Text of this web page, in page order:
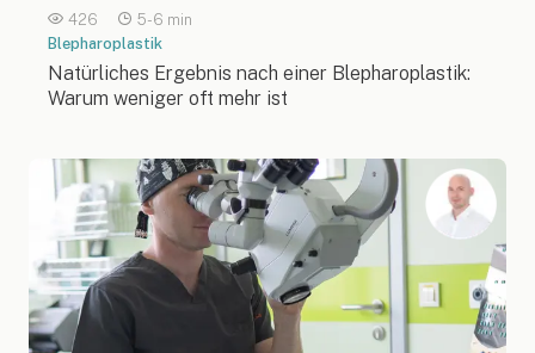
426
5-6 min
Blepharoplastik
Natürliches Ergebnis nach einer Blepharoplastik:
Warum weniger oft mehr ist